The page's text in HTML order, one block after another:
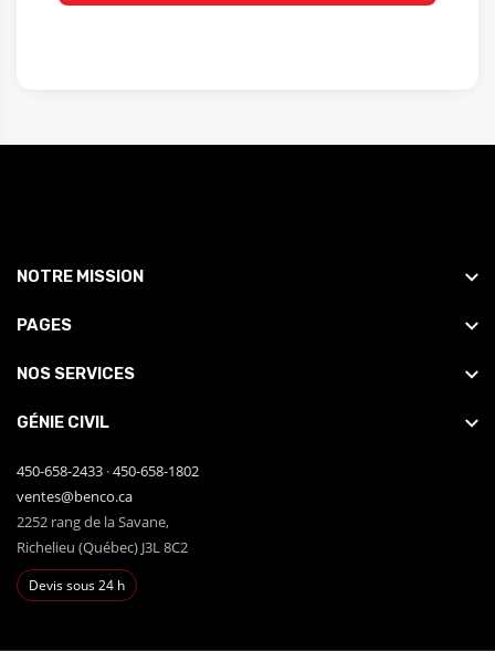
NOTRE MISSION
PAGES
NOS SERVICES
GÉNIE CIVIL
450-658-2433 ·450-658-1802
ventes@benco.ca
2252 rang de la Savane,
Richelieu (Québec) J3L 8C2
Devis sous 24 h